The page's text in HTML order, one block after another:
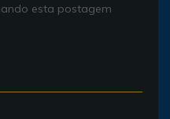
esta postagem